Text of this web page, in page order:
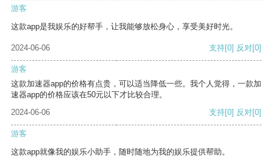
游客
这款app是我娱乐的好帮手，让我能够放松身心，享受美好时光。
2024-06-06 支持[0] 反对[0]
游客
这款加速器app的价格有点贵，可以适当降低一些。我个人觉得，一款加
速器app的价格应该在50元以下才比较合理。
2024-06-06
支持[0] 反对[0]
游客
这款app就像我的娱乐小助手，随时随地为我的娱乐提供帮助。